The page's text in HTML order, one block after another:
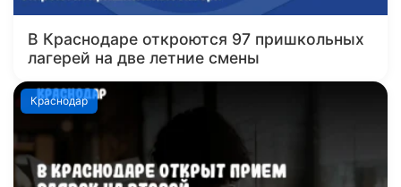
В Краснодаре откроются 97 пришкольных
лагерей на две летние смены
Краснодар